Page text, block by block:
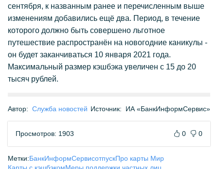
сентября, к названным ранее и перечисленным выше
изменениям добавились ещё два. Период, в течение
которого должно быть совершено льготное
путешествие распространён на новогодние каникулы -
он будет заканчиваться 10 января 2021 года.
Максимальный размер кэшбэка увеличен с 15 до 20
тысяч рублей.
Автор: Служба новостей Источник: ИА «БанкИнформСервис»
Просмотров: 1903 0 0
Метки:БанкИнформСервисотпускПро карты Мир